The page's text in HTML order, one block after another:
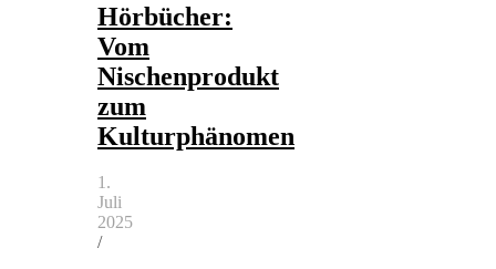
Hörbücher:
Vom
Nischenprodukt
zum
Kulturphänomen
1.
Juli
2025
/